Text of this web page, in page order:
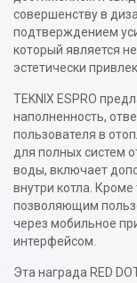
совершенству в
подтверждением
который является
эстетически
TEKNIX ESPRO
наполненность,
пользователя в
для полных систем
воды, включает
внутри котла.
позволяющим
через мобильное
интерфейсом.
Эта награда RED